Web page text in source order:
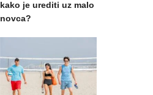
kako je urediti uz malo
novca?